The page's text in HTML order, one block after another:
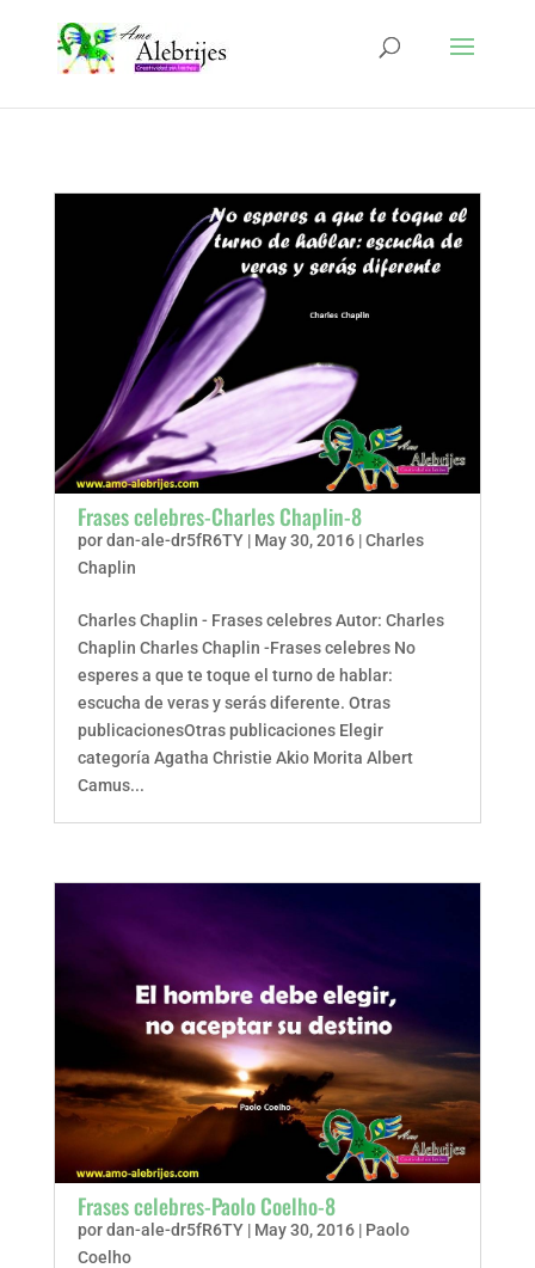
Frases celebres-Charles Chaplin-8
pordan-ale-dr5fR6TY| May 30, 2016|Charles
Chaplin
Charles Chaplin - Frases celebres Autor: Charles
Chaplin Charles Chaplin -Frases celebres No
esperes a que te toque el turno de hablar:
escucha de veras y serás diferente. Otras
publicacionesOtras publicaciones Elegir
categoría Agatha Christie Akio Morita Albert
Camus...
Frases celebres-Paolo Coelho-8
pordan-ale-dr5fR6TY| May 30, 2016| Paolo
Coelho